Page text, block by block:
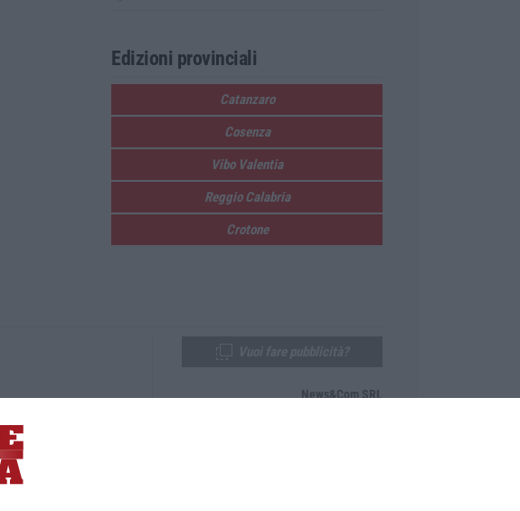
Edizioni provinciali
Catanzaro
Cosenza
Vibo Valentia
Reggio Calabria
Crotone
News&Com SRL